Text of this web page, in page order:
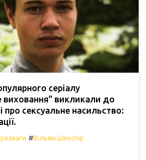
серіалу
виховання" викликали до
про сексуальне насильство:
#Вільям Шекспір